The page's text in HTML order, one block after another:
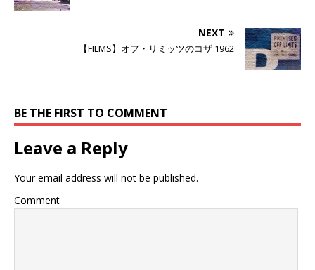
(
ま
す
)
い
ウ
ィ
ド
ウ
き
ウ
ィ
ま
す
)
NEXT
【FILMS】オフ・リミッツのコザ 1962
BE THE FIRST TO COMMENT
Leave a Reply
Your email address will not be published.
Comment